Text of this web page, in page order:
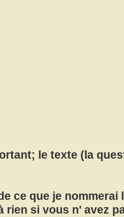
le texte (la
ce que je nommerai
rien si vous n' avez